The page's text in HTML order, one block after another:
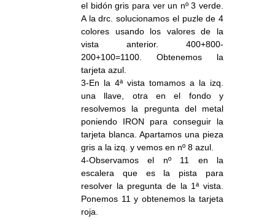
el bidón gris para ver un nº 3 verde.
A la drc. solucionamos el puzle de 4
colores usando los valores de la
vista anterior. 400+800-
200+100=1100. Obtenemos la
tarjeta azul.
3-En la 4ª vista tomamos a la izq.
una llave, otra en el fondo y
resolvemos la pregunta del metal
poniendo IRON para conseguir la
tarjeta blanca. Apartamos una pieza
gris a la izq. y vemos en nº 8 azul.
4-Observamos el nº 11 en la
escalera que es la pista para
resolver la pregunta de la 1ª vista.
Ponemos 11 y obtenemos la tarjeta
roja.